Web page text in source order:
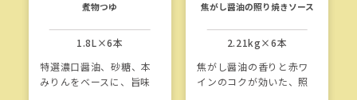
煮物つゆ
1.8L×6本
特選濃口醤油、砂糖、本
みりんをベースに、旨味
焦がし醤油の照り焼きソース
2.21kg×6本
焦がし醤油の香りと赤ワ
インのコクが効いた、照